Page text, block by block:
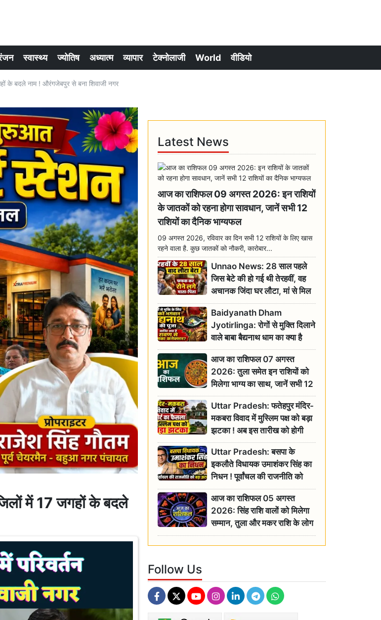
स्वास्थ्य ज्योतिष अध्यात्म व्यापार टेक्नोलाजी World वीडियो
बदले नाम ! औरंगजेबपुर से बना शिवाजी नगर
में 17 जगहों के बदले
Latest News
आज का राशिफल 09 अगस्त 2026: इन राशियों
के जातकों को रहना होगा सावधान, जानें सभी 12
राशियों का दैनिक भाग्यफल
09 अगस्त 2026, रविवार का दिन सभी 12 राशियों के लिए खास
रहने वाला है. कुछ जातकों को नौकरी, कारोबार...
Unnao News: 28 साल पहले
जिस बेटे की हो गई थी तेरहवीं, वह
अचानक जिंदा घर लौटा, मां से मिल
छलक पड़े आंसू
Baidyanath Dham
Jyotirlinga: रोगों से मुक्ति दिलाने
वाले बाबा बैद्यनाथ धाम का क्या है
रावण से संबंध? जानिए ज्योतिर्लिंग की
महिमा
आज का राशिफल 07 अगस्त
2026: तुला समेत इन राशियों को
मिलेगा भाग्य का साथ, जानें सभी 12
राशियों का दैनिक भाग्यफल
Uttar Pradesh: फतेहपुर मंदिर-
मकबरा विवाद में मुस्लिम पक्ष को बड़ा
झटका ! अब इस तारीख को होगी
सुनवाई
Uttar Pradesh: बसपा के
इकलौते विधायक उमाशंकर सिंह का
निधन ! पूर्वांचल की राजनीति को
बड़ा झटका, योगी ने जताया दुःख
आज का राशिफल 05 अगस्त
2026: सिंह राशि वालों को मिलेगा
सम्मान, तुला और मकर राशि के लोग
रहें सतर्क
Follow Us